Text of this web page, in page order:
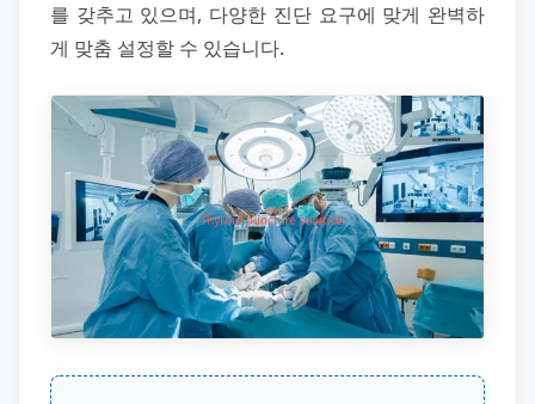
를 갖추고 있으며, 다양한 진단 요구에 맞게 완벽하
게 맞춤 설정할 수 있습니다.